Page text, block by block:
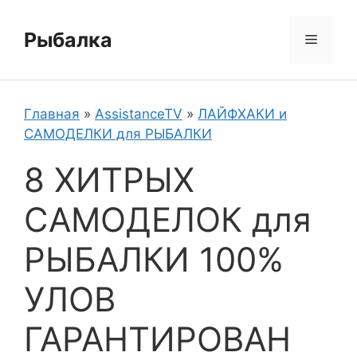
содержимому
Рыбалка Меню
Главная » AssistanceTV » ЛАЙФХАКИ и
САМОДЕЛКИ для РЫБАЛКИ
8 ХИТРЫХ
САМОДЕЛОК для
РЫБАЛКИ 100%
УЛОВ
ГАРАНТИРОВАН